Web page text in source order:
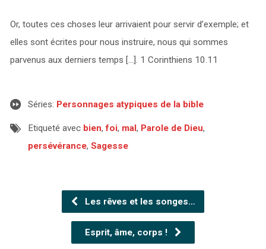
Or, toutes ces choses leur arrivaient pour servir d’exemple; et
elles sont écrites pour nous instruire, nous qui sommes
parvenus aux derniers temps […]. 1 Corinthiens 10.11
Séries: Personnages atypiques de la bible
Etiqueté avec bien,foi, mal, Parole de Dieu,
persévérance, Sagesse
Les rêves et les songes…
Esprit, âme, corps !